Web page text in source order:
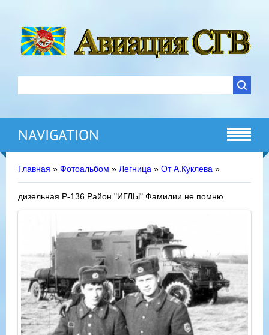
NAVIGATION
Главная » Фотоальбом » Легница » От А.Куклева »
дизельная Р-136.Район "ИГЛЫ".Фамилии не помню.